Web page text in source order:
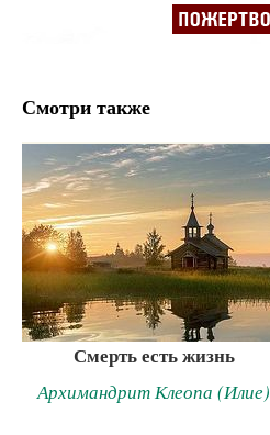
Смотри также
Смерть есть жизнь
Архимандрит Клеопа (Илие)